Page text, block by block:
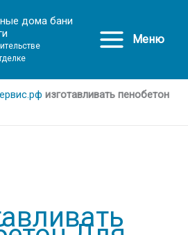
дома бани
Меню
изготавливать пенобетон